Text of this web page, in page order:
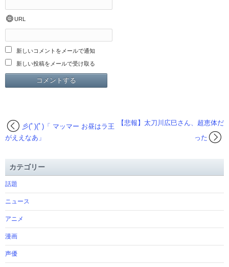
URL
新しいコメントをメールで通知
新しい投稿をメールで受け取る
【悲報】太刀川広巳さん、超恵体だ
った
彡(ﾟ)(ﾟ)「 マッマー お昼はラ王
がええなあ」
カテゴリー
話題
ニュース
アニメ
漫画
声優